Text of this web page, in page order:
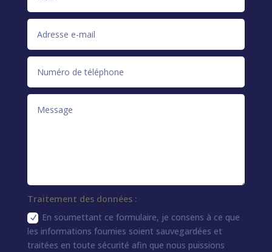
Traitement des données :
En soumettant ce formulaire, je consens à ce que
les informations fournies soient sauvegardées et
traitées en toute sécurité afin que nous puissions